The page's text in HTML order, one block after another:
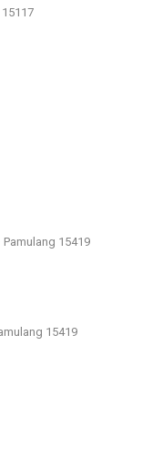
15419
15419